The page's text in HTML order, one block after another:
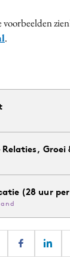
.
Groei
(28 uur